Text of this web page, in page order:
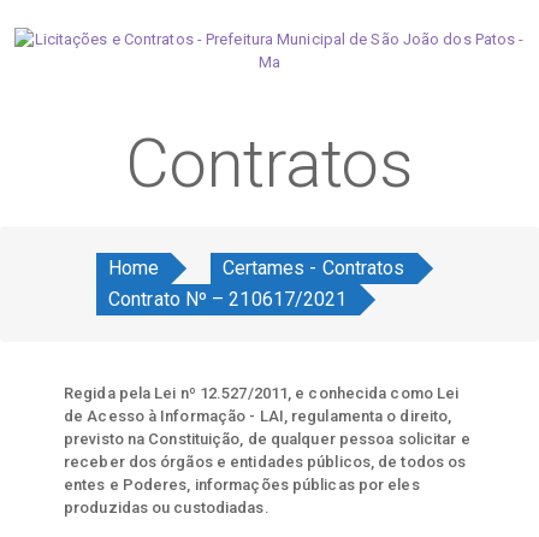
Contratos
Home
Certames - Contratos
Contrato Nº – 210617/2021
Regida pela Lei nº 12.527/2011, e conhecida como Lei
de Acesso à Informação - LAI, regulamenta o direito,
previsto na Constituição, de qualquer pessoa solicitar e
receber dos órgãos e entidades públicos, de todos os
entes e Poderes, informações públicas por eles
produzidas ou custodiadas.